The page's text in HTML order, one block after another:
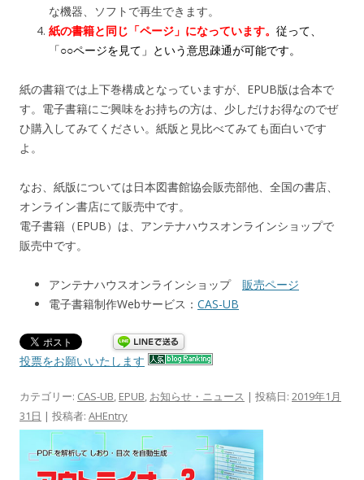
な機器、ソフトで再生できます。
紙の書籍と同じ「ページ」になっています。 従って、
「○○ページを見て」という意思疎通が可能です。
紙の書籍では上下巻構成となっていますが、EPUB版は合本で
す。電子書籍にご興味をお持ちの方は、少しだけお得なのでぜ
ひ購入してみてください。紙版と見比べてみても面白いです
よ。
なお、紙版については日本図書館協会販売部他、全国の書店、
オンライン書店にて販売中です。
電子書籍（EPUB）は、アンテナハウスオンラインショップで
販売中です。
アンテナハウスオンラインショップ 販売ページ
電子書籍制作Webサービス： CAS-UB
投票をお願いいたします
カテゴリー: CAS-UB, EPUB, お知らせ・ニュース | 投稿日: 2019年1月
31日 | 投稿者: AHEntry